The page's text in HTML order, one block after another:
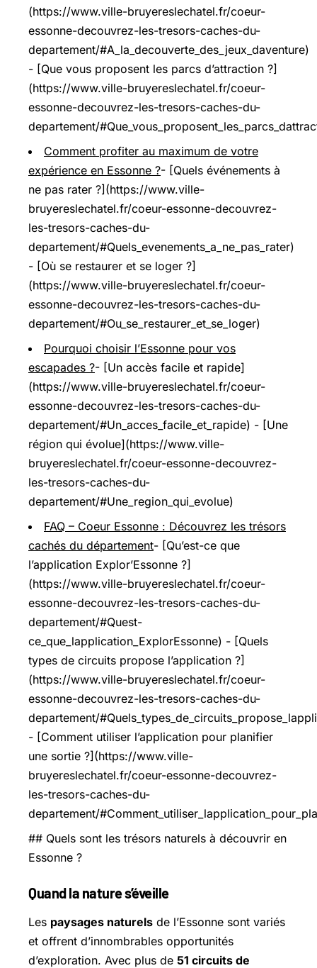
(https://www.ville-bruyereslechatel.fr/coeur-
essonne-decouvrez-les-tresors-caches-du-
departement/#A_la_decouverte_des_jeux_daventure)
- [Que vous proposent les parcs d’attraction ?]
(https://www.ville-bruyereslechatel.fr/coeur-
essonne-decouvrez-les-tresors-caches-du-
departement/
Comment profiter au maximum de votre
expérience en Essonne ?- [Quels événements à
ne pas rater ?](https://www.ville-
bruyereslechatel.fr/coeur-essonne-decouvrez-
les-tresors-caches-du-
departement/#Quels_evenements_a_ne_pas_rater)
- [Où se restaurer et se loger ?]
(https://www.ville-bruyereslechatel.fr/coeur-
essonne-decouvrez-les-tresors-caches-du-
departement/#Ou_se_restaurer_et_se_loger)
Pourquoi choisir l’Essonne pour vos
escapades ?- [Un accès facile et rapide]
(https://www.ville-bruyereslechatel.fr/coeur-
essonne-decouvrez-les-tresors-caches-du-
departement/#Un_acces_facile_et_rapide) - [Une
région qui évolue](https://www.ville-
bruyereslechatel.fr/coeur-essonne-decouvrez-
les-tresors-caches-du-
departement/#Une_region_qui_evolue)
FAQ – Coeur Essonne : Découvrez les trésors
cachés du département- [Qu’est-ce que
l’application Explor’Essonne ?]
(https://www.ville-bruyereslechatel.fr/coeur-
essonne-decouvrez-les-tresors-caches-du-
departement/#Quest-
ce_que_lapplication_ExplorEssonne) - [Quels
types de circuits propose l’application ?]
(https://www.ville-bruyereslechatel.fr/coeur-
essonne-decouvrez-les-tresors-caches-du-
departement/
- [Comment utiliser l’application pour planifier
une sortie ?](https://www.ville-
bruyereslechatel.fr/coeur-essonne-decouvrez-
les-tresors-caches-du-
departement/
## Quels sont les trésors naturels à découvrir en
Essonne ?
Quand la nature s’éveille
Les paysages naturels de l’Essonne sont variés
et offrent d’innombrables opportunités
d’exploration. Avec plus de 51 circuits de